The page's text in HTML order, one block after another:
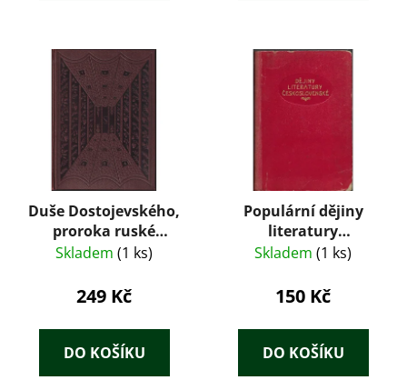
Duše Dostojevského,
proroka ruské
revoluce
Skladem (1 ks)
249 Kč
DO KOŠÍKU
Populární dějiny
literatury
československé
Skladem (1 ks)
150 Kč
DO KOŠÍKU